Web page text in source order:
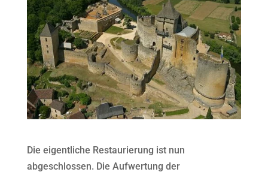
Die eigentliche Restaurierung ist nun
abgeschlossen. Die Aufwertung der